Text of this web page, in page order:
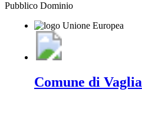
Pubblico Dominio
Comune di Vaglia